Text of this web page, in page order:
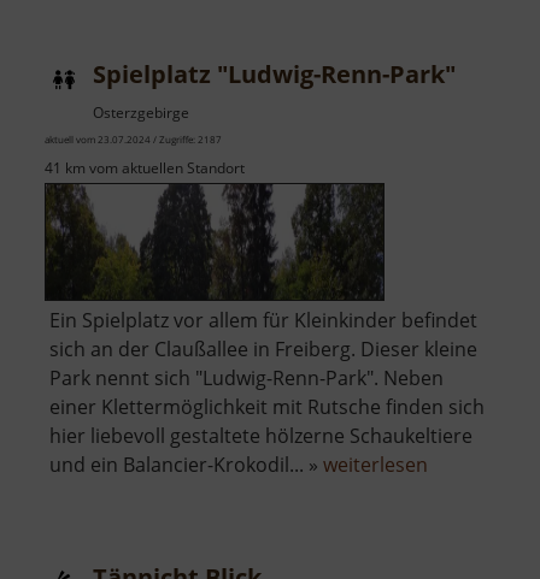
Papiermühle
Spielplatz "Ludwig-Renn-Park"
Osterzgebirge
aktuell vom 23.07.2024 / Zugriffe: 2187
41 km vom aktuellen Standort
Ein Spielplatz vor allem für Kleinkinder befindet
sich an der Claußallee in Freiberg. Dieser kleine
Park nennt sich "Ludwig-Renn-Park". Neben
einer Klettermöglichkeit mit Rutsche finden sich
hier liebevoll gestaltete hölzerne Schaukeltiere
und ein Balancier-Krokodil... » weiterlesen